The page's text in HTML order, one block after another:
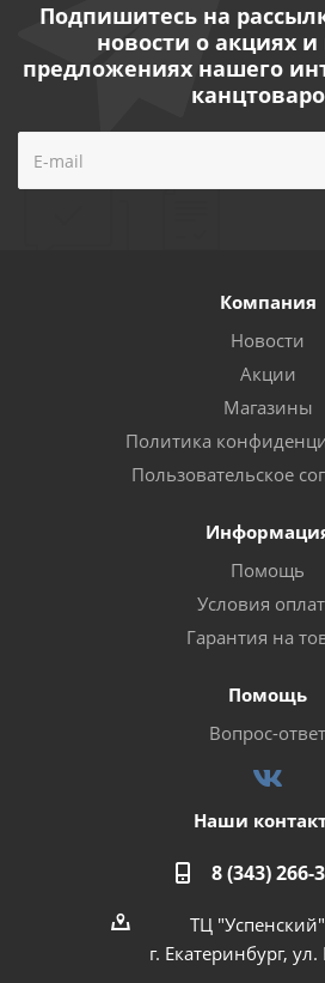
Подпишитесь на
новости о акциях
предложениях нашего
Компания
Новости
Акции
Магазины
Политика
Пользовательское
Помощь
Условия
Гарантия на
Помощь
Вопрос-ответ
Наши
8 (343) 266-
ТЦ
г. Екатеринбург,